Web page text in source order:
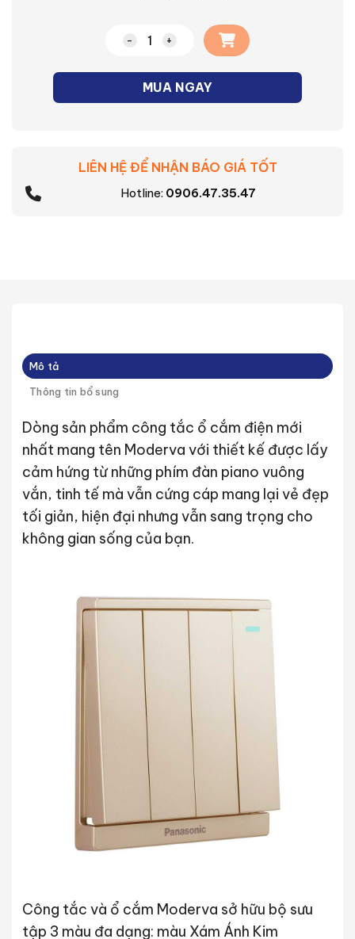
Bộ 4 công tắc C 2 chiều Moderva
MUA NGAY
LIÊN HỆ ĐỂ NHẬN BÁO GIÁ TỐT
Hotline: 0906.47.35.47
Mô tả
Thông tin bổ sung
Dòng sản phẩm công tắc ổ cắm điện mới
nhất mang tên Moderva với thiết kế được lấy
cảm hứng từ những phím đàn piano vuông
vắn, tinh tế mà vẫn cứng cáp mang lại vẻ đẹp
tối giản, hiện đại nhưng vẫn sang trọng cho
không gian sống của bạn.
Công tắc và ổ cắm Moderva sở hữu bộ sưu
tập 3 màu đa dạng: màu Xám Ánh Kim